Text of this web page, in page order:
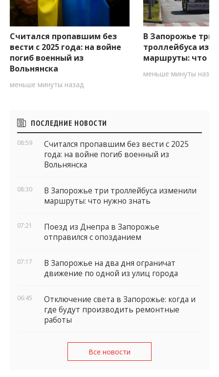
Считался пропавшим без
вести с 2025 года: на войне
погиб военный из
Вольнянска
меньше минуты назад
В Запорожье три
троллейбуса
маршруты: что
меньше минуты назад
Боковые
виджеты
ПОСЛЕДНИЕ НОВОСТИ
08:59
Считался пропавшим без вести с 2025
года: на войне погиб военный из
Вольнянска
08:30
В Запорожье три троллейбуса изменили
маршруты: что нужно знать
07:21
Поезд из Днепра в Запорожье
отправился с опозданием
07:17
В Запорожье на два дня ограничат
движение по одной из улиц города
06:45
Отключение света в Запорожье: когда и
где будут производить ремонтные
работы
Все новости